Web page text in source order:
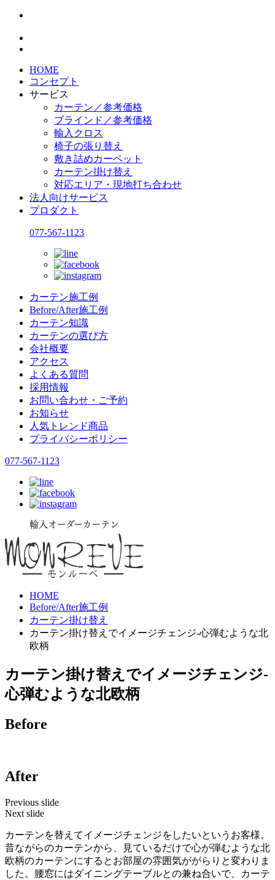
HOME
コンセプト
サービス
カーテン／参考価格
ブラインド／参考価格
輸入クロス
椅子の張り替え
敷き詰めカーペット
カーテン掛け替え
対応エリア・現地打ち合わせ
法人向けサービス
プロダクト
077-567-1123
カーテン施工例
Before/After施工例
カーテン知識
カーテンの選び方
会社概要
アクセス
よくある質問
採用情報
お問い合わせ・ご予約
お知らせ
人気トレンド商品
プライバシーポリシー
077-567-1123
HOME
Before/After施工例
カーテン掛け替え
カーテン掛け替えでイメージチェンジ-心弾むような北
欧柄
カーテン掛け替えでイメージチェンジ-
心弾むような北欧柄
Before
After
Previous slide
Next slide
カーテンを替えてイメージチェンジをしたいというお客様。
昔ながらのカーテンから、見ているだけで心が弾むような北
欧柄のカーテンにするとお部屋の雰囲気ががらりと変わりま
した。腰窓にはダイニングテーブルとの兼ね合いで、カーテ